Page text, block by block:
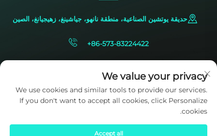
حديقة يوتشين الصناعية، منطقة نانهو، جياشينغ، زهيجيانغ، الصين
+86-573-83224422
We value your privacy
We use cookies and similar tools to provide our services.
If you don't want to accept all cookies, click Personalize
cookies.
Accept all